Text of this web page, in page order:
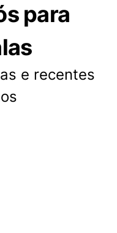
para
e recentes